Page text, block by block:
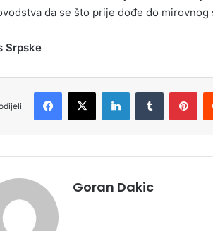
da se što prije dođe do
Srpske
Goran Dakic